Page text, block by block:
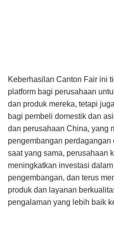
Keberhasilan Canton Fair ini
platform bagi perusahaan
dan produk mereka, tetapi
bagi pembeli domestik dan
dan perusahaan China, yang
pengembangan
saat yang sama, perusahaan
meningkatkan investasi
pengembangan, dan terus
produk dan layanan
pengalaman yang lebih baik